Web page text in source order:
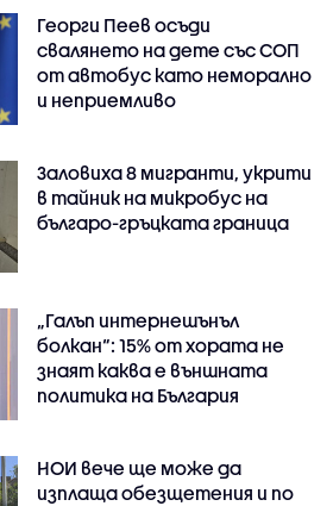
Георги Пеев осъди
свалянето на дете със СОП
от автобус като неморално
и неприемливо
Заловиха 8 мигранти, укрити
в тайник на микробус на
българо-гръцката граница
„Галъп интернешънъл
болкан“: 15% от хората не
знаят каква е външната
политика на България
НОИ вече ще може да
изплаща обезщетения и по